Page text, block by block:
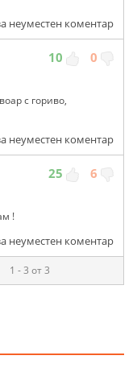
неуместен коментар
10 0
с гориво,
неуместен коментар
25 6
!
неуместен коментар
1 - 3 от 3